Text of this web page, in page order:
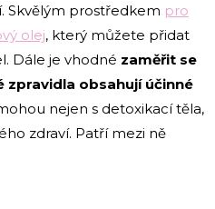
Skvělým prostředkem pro
olej, který můžete přidat
Dále je vhodné zaměřit se
zpravidla obsahují účinné
nejen s detoxikací těla,
zdraví. Patří mezi ně